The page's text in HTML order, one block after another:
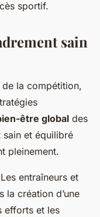
sportif.
sain
la compétition,
être global des
sain et équilibré
pleinement.
entraîneurs et
la création d’une
efforts et les